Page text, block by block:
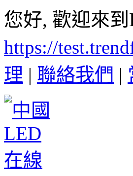
您好, 歡迎來到
https://
理 | 聯絡我們 |